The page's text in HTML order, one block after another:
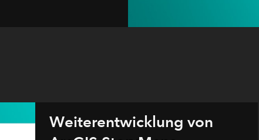
Weiterentwicklung von